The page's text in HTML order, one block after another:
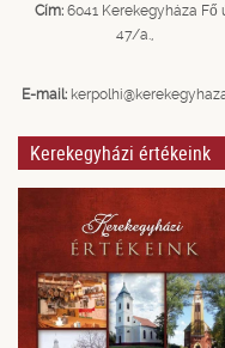
Cím: 6041 Kerekegyháza Fő
47/a.,
E-mail:
Kerekegyházi értékeink